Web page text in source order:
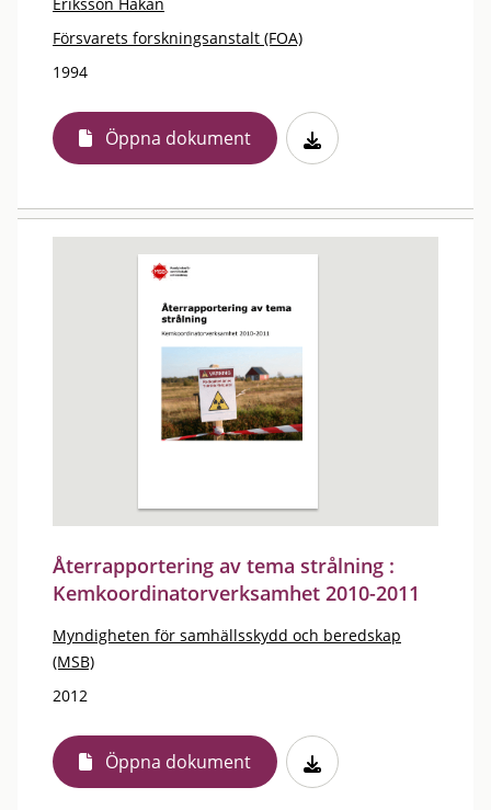
Försvarets forskningsanstalt (FOA)
1994
Öppna dokument
Återrapportering av tema strålning :
Kemkoordinatorverksamhet 2010-2011
Myndigheten för samhällsskydd och beredskap
(MSB)
2012
Öppna dokument